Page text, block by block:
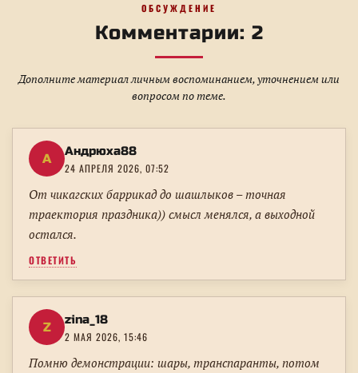
ОБСУЖДЕНИЕ
Комментарии: 2
Дополните материал личным воспоминанием, уточнением или
вопросом по теме.
А Андрюха88
24 АПРЕЛЯ 2026, 07:52
От чикагских баррикад до шашлыков – точная
траектория праздника)) смысл менялся, а выходной
остался.
ОТВЕТИТЬ
Z zina_18
2 МАЯ 2026, 15:46
Помню демонстрации: шары, транспаранты, потом